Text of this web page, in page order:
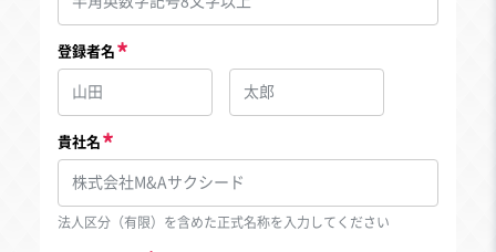
登録者名
貴社名
法人区分（有限）を含めた正式名称を入力してください